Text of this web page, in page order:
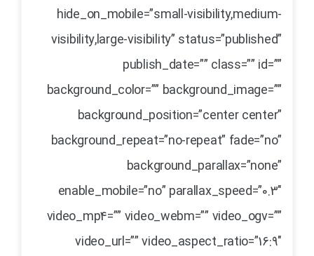
hide_on_mobile=”small-visibility,medium-
visibility,large-visibility” status=”published”
publish_date=”” class=”” id=””
background_color=”” background_image=””
background_position=”center center”
background_repeat=”no-repeat” fade=”no”
background_parallax=”none”
enable_mobile=”no” parallax_speed=”0.3″
video_mp4=”” video_webm=”” video_ogv=””
video_url=”” video_aspect_ratio=”16:9″